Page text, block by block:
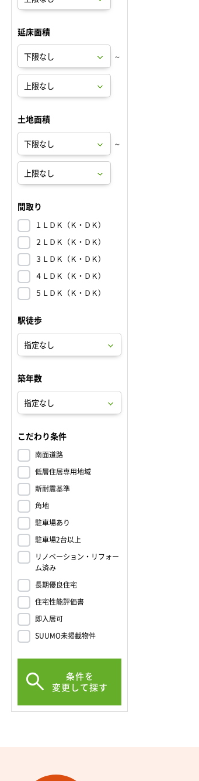
延床面積
～
土地面積
～
間取り
１ＬＤＫ（Ｋ・ＤＫ）
２ＬＤＫ（Ｋ・ＤＫ）
３ＬＤＫ（Ｋ・ＤＫ）
４ＬＤＫ（Ｋ・ＤＫ）
５ＬＤＫ（Ｋ・ＤＫ）
駅徒歩
築年数
こだわり条件
南面道路
低層住居専用地域
新耐震基準
角地
駐車場あり
駐車場2台以上
リノベーション・リフォー
ム済み
長期優良住宅
住宅性能評価書
即入居可
SUUMO未掲載物件
条件を
変更して探す